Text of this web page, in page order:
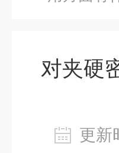
对夹硬
更